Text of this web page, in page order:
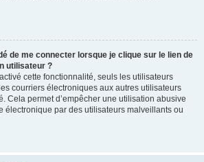
de me connecter lorsque je clique sur le lien de
utilisateur ?
cette fonctionnalité, seuls les utilisateurs
courriers électroniques aux autres utilisateurs
Cela permet d’empêcher une utilisation abusive
électronique par des utilisateurs malveillants ou